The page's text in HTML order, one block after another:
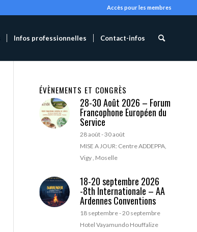
Accès pour les membres
Infos professionnelles Contact-infos
ÉVÈNEMENTS ET CONGRÈS
28-30 Août 2026 – Forum
Francophone Européen du
Service
28 août-30 août
MISE A JOUR: Centre ADDEPPA,
Vigy , Moselle
18-20 septembre 2026
-8th Internationale – AA
Ardennes Conventions
18 septembre-20 septembre
Hotel Vayamundo Houffalize